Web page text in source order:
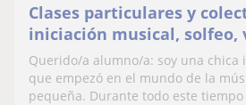
Clases particulares y
iniciación musical, solfeo,
Querido/a alumno/a: soy una chica
que empezó en el mundo de la
pequeña. Durante todo este tiempo